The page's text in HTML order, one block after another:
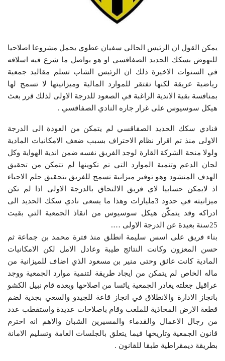
يمكن القول ان الرئيس الحالي سفيان عطوي يحمل مشروعا اصلاحيا
للنهوض بسكك الحديد الصفاقسي او هو يواصل ما شرع فيه اسلافه
في السنوات الاخيرة ذلك ان الرئيس الشاب تسلم مقاليد جمعية
رياضية عريقة لكنها تفتقر للموارد المالية وميزانيتها لا تسمح لها
بمنافسة بقية الاندية الراغبة في الصعود للدرجة الاولى لذلك قرر بعث
هيكل سوسيوس على غرار جاره النادي الصفاقسي .
فنادي سكك الحديد الصفاقسي لم يتمكن من العودة الى الدرجة
الاولى منذ تم اقرار نظام الاحتراف بسبب ضعف الامكانيات المادية
ولولا منحة الشركة القارة لوجد الفريق نفسه ضمن اندية الهواية وكل
لجان الدعم وتنمية الموارد التي تم تكوينها لم تتمكن من تحقيق
الهدف المنشود وهو توفير ميزانية تسمح للفريق بتحقيق حلم الاحباء
اذ لايمكن حسابيا لاي فريق الالتحاق بالدرجة الاولى اذا لم تكن
ميزانيته في حدود 3مليارات وهذا ما يسعى نادي سكك الحديد الى
ادراكه وقد يتمكّن هيكل سوسيوس من انقاذ الجمعية التي بقيت
25سنة بعيدة عن الدرجة الاولى ….
بناء فريق على اسس سليمة انطلق منذ فترة محمد بن جماعة ثم
حسن المعزون وكانت النتائج طيبة وعادل الامل لكن الامكانيات
المادية كانت عائق وحتى منير بن مسعود الذي اضاف للميزانية من
ماله الخاص لم يتمكن من ايجاد طريقة لتنمية موارد الجمعية ووجد
عراقيل جعلته يغادر الجمعية يائسا من اصلاحها وبعده قام نبيل الكشو
بانجاز الادارة والانطلاق في انجاز قاعة للجيدو والسعي بجدية لضم
قطعة الارض المحاذية للملعب وقام باصلاحات عديدة واستقطب عدد
من رجال الاعمال والقدماء والمسيرين الشبان والاهم انه احترم
قانون الجمعية وتاريخها فيما يتعلق بالجلسات العامة وتسليم الامانة
بطريقة ديمقراطية طبقا للقانون .